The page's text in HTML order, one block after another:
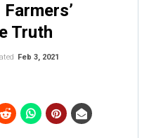
Truth
Feb 3, 2021